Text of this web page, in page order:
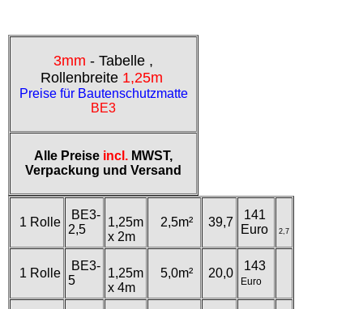
3mm - Tabelle ,
Rollenbreite 1,25m
Preise für Bautenschutzmatte
BE3
Alle Preise incl. MWST,
Verpackung und Versand
1 Rolle
BE3-
2,5
1,25m
x 2m
2,5m² 39,7
141
Euro
2,7
1 Rolle
BE3-
5
1,25m
x 4m
5,0m² 20,0
143
Euro